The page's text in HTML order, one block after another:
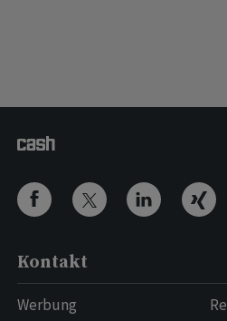
Kontakt
Werbung